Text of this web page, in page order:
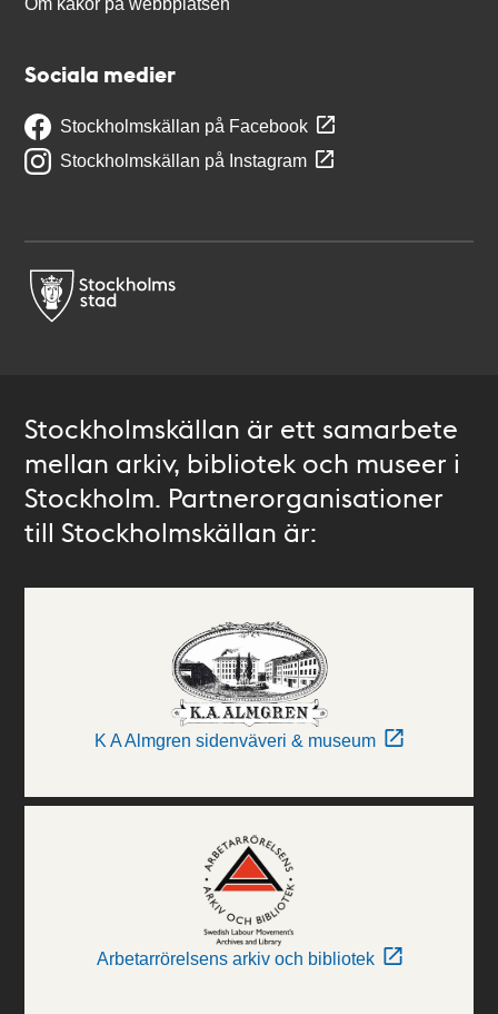
Om kakor på webbplatsen
Sociala medier
Stockholmskällan på Facebook
Stockholmskällan på Instagram
Stockholmskällan är ett samarbete
mellan arkiv, bibliotek och museer i
Stockholm. Partnerorganisationer
till Stockholmskällan är:
K A Almgren sidenväveri & museum
Arbetarrörelsens arkiv och bibliotek